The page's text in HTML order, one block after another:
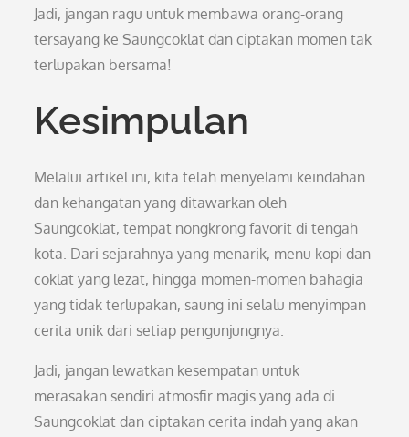
Jadi, jangan ragu untuk membawa orang-orang
tersayang ke Saungcoklat dan ciptakan momen tak
terlupakan bersama!
Kesimpulan
Melalui artikel ini, kita telah menyelami keindahan
dan kehangatan yang ditawarkan oleh
Saungcoklat, tempat nongkrong favorit di tengah
kota. Dari sejarahnya yang menarik, menu kopi dan
coklat yang lezat, hingga momen-momen bahagia
yang tidak terlupakan, saung ini selalu menyimpan
cerita unik dari setiap pengunjungnya.
Jadi, jangan lewatkan kesempatan untuk
merasakan sendiri atmosfir magis yang ada di
Saungcoklat dan ciptakan cerita indah yang akan